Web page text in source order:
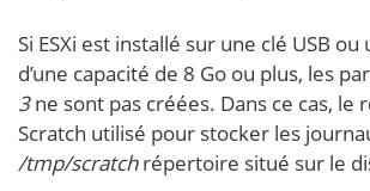
Si ESXi est installé sur une clé USB ou
d’une capacité de 8 Go ou plus, les
3ne sont pas créées. Dans ce cas, le
Scratch utilisé pour stocker les
/tmp/scratchrépertoire situé sur le